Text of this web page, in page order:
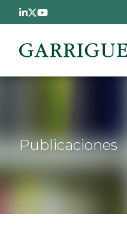
Pasar al contenido principal
Publicaciones